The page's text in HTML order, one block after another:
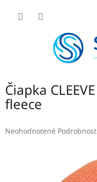
Čiapka
fleece
Priemerné
Neohodnotené